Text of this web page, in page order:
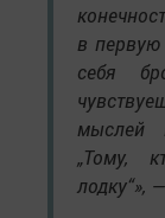
в первую
себя
мыслей
„Тому,
лодку“»,